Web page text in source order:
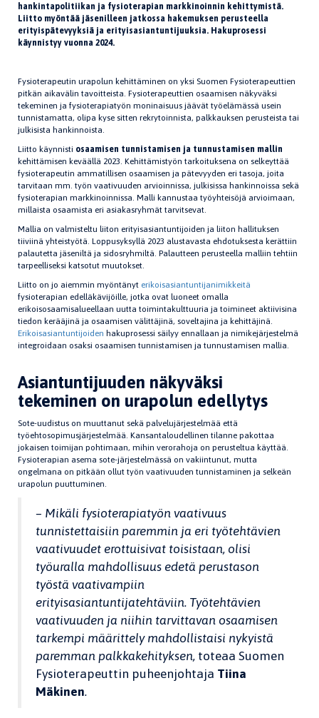
hankintapolitiikan ja fysioterapian markkinoinnin kehittymistä.
Liitto myöntää jäsenilleen jatkossa hakemuksen perusteella
erityispätevyyksiä ja erityisasiantuntijuuksia. Hakuprosessi
käynnistyy vuonna 2024.
Fysioterapeutin urapolun kehittäminen on yksi Suomen Fysioterapeuttien
pitkän aikavälin tavoitteista. Fysioterapeuttien osaamisen näkyväksi
tekeminen ja fysioterapiatyön moninaisuus jäävät työelämässä usein
tunnistamatta, olipa kyse sitten rekrytoinnista, palkkauksen perusteista tai
julkisista hankinnoista.
Liitto käynnisti osaamisen tunnistamisen ja tunnustamisen mallin
kehittämisen keväällä 2023. Kehittämistyön tarkoituksena on selkeyttää
fysioterapeutin ammatillisen osaamisen ja pätevyyden eri tasoja, joita
tarvitaan mm. työn vaativuuden arvioinnissa, julkisissa hankinnoissa sekä
fysioterapian markkinoinnissa. Malli kannustaa työyhteisöjä arvioimaan,
millaista osaamista eri asiakasryhmät tarvitsevat.
Mallia on valmisteltu liiton erityisasiantuntijoiden ja liiton hallituksen
tiiviinä yhteistyötä. Loppusyksyllä 2023 alustavasta ehdotuksesta kerättiin
palautetta jäseniltä ja sidosryhmiltä. Palautteen perusteella malliin tehtiin
tarpeelliseksi katsotut muutokset.
Liitto on jo aiemmin myöntänyt erikoisasiantuntijanimikkeitä
fysioterapian edelläkävijöille, jotka ovat luoneet omalla
erikoisosaamisalueellaan uutta toimintakulttuuria ja toimineet aktiivisina
tiedon kerääjinä ja osaamisen välittäjinä, soveltajina ja kehittäjinä.
Erikoisasiantuntijoiden hakuprosessi säilyy ennallaan ja nimikejärjestelmä
integroidaan osaksi osaamisen tunnistamisen ja tunnustamisen mallia.
Asiantuntijuuden näkyväksi
tekeminen on urapolun edellytys
Sote-uudistus on muuttanut sekä palvelujärjestelmää että
työehtosopimusjärjestelmää. Kansantaloudellinen tilanne pakottaa
jokaisen toimijan pohtimaan, mihin verorahoja on perusteltua käyttää.
Fysioterapian asema sote-järjestelmässä on vakiintunut, mutta
ongelmana on pitkään ollut työn vaativuuden tunnistaminen ja selkeän
urapolun puuttuminen.
– Mikäli fysioterapiatyön vaativuus
tunnistettaisiin paremmin ja eri työtehtävien
vaativuudet erottuisivat toisistaan, olisi
työuralla mahdollisuus edetä perustason
työstä vaativampiin
erityisasiantuntijatehtäviin. Työtehtävien
vaativuuden ja niihin tarvittavan osaamisen
tarkempi määrittely mahdollistaisi nykyistä
paremman palkkakehityksen, toteaa Suomen
Fysioterapeuttin puheenjohtaja Tiina
Mäkinen.